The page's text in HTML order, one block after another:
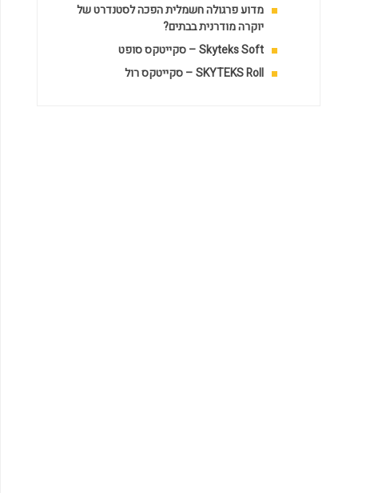
מדוע פרגולה חשמלית הפכה לסטנדרט של
יוקרה מודרנית בבתים?
Skyteks Soft – סקייטקס סופט
SKYTEKS Roll – סקייטקס רול